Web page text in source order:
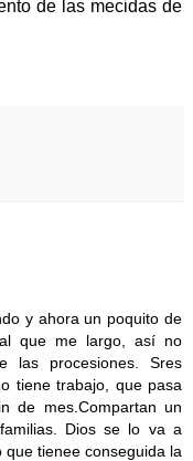
de las mecidas de
y ahora un poquito de
que me largo, así no
las procesiones. Sres
tiene trabajo, que pasa
de mes.Compartan un
Dios se lo va a
tienee conseguida la